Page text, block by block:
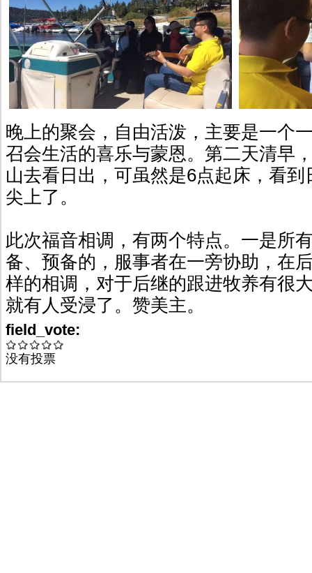
晚上的聚会，自由活泼，主要是一个
召会生活的喜乐与蒙恩。第二天清早
山去看日出，可虽然是6点起床，看
尖上了。
此次福音相调，有两个特点。一是所
备、预备的，服事者在一旁协助，在
样的相调，对于后继的跟进牧养有很
就有人受浸了。赞美主。
field_vote:
没有投票